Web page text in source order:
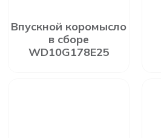
Впускной коромысло
в сборе
WD10G178E25